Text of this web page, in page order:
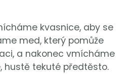
kvasnice, aby se
med, který pomůže
a nakonec vmícháme
hustě tekuté předtěsto.